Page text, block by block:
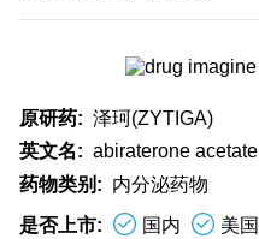
原研药: 泽珂(ZYTIGA)
英文名: abiraterone acetate
药物类别: 内分泌药物
是否上市:
国内
美国